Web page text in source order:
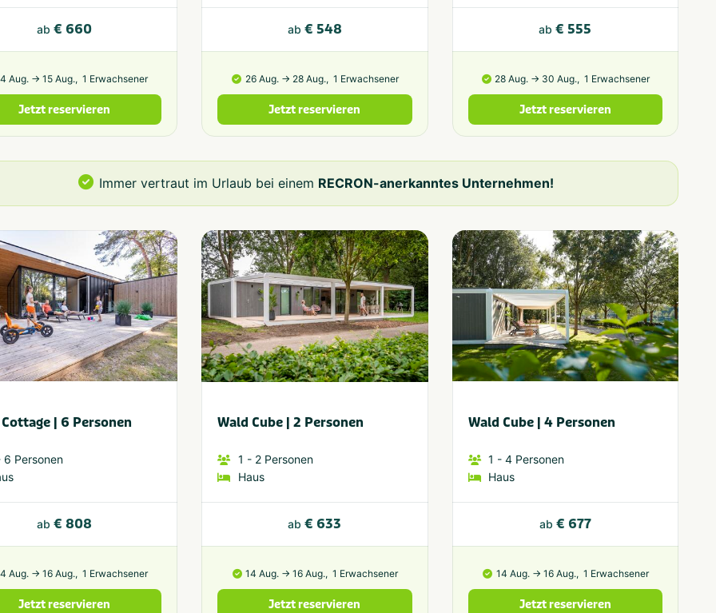
ab € 660
Aug. → 15 Aug., 1 Erwachsener
Jetzt reservieren
ab € 548
26 Aug. → 28 Aug., 1 Erwachsener
Jetzt reservieren
ab € 555
28 Aug. → 30 Aug., 1 Erwachsener
Jetzt reservieren
Immer vertraut im Urlaub bei einem RECRON-anerkanntes Unternehmen!
| 6 Personen
Personen
ab € 808
Aug. → 16 Aug., 1 Erwachsener
Jetzt reservieren
Wald Cube | 2 Personen
1 - 2Personen
Haus
ab € 633
14 Aug. → 16 Aug., 1 Erwachsener
Jetzt reservieren
Wald Cube | 4 Personen
1 - 4Personen
Haus
ab € 677
14 Aug. → 16 Aug., 1 Erwachsener
Jetzt reservieren